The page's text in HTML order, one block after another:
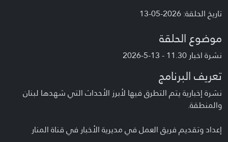
تاريخ الحلقة: 2026-05-13
موضوع الحلقة
نشرة اخبار 11.30 - 13-5-2026
تعريف البرنامج
نشرة إخبارية يتم التطرق فيها لأبرز الأحداث التي شهدها لبنان
والمنطقة.
إعداد وتقديم فريق العمل في مديرية الأخبار في قناة المنار